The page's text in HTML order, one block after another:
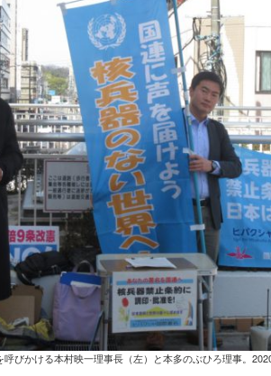
呼びかける本村映一理事長（左）と本多のぶひろ理事。